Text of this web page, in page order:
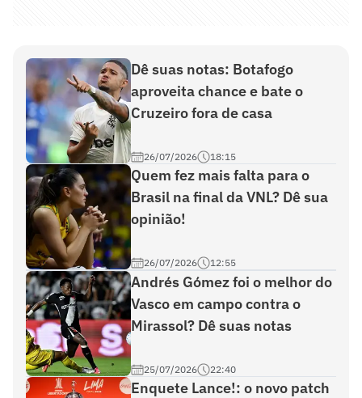
Dê suas notas: Botafogo
aproveita chance e bate o
Cruzeiro fora de casa
26/07/2026 18:15
Quem fez mais falta para o
Brasil na final da VNL? Dê sua
opinião!
26/07/2026 12:55
Andrés Gómez foi o melhor do
Vasco em campo contra o
Mirassol? Dê suas notas
25/07/2026 22:40
Enquete Lance!: o novo patch